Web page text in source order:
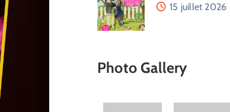
15 juillet 2026
Photo Gallery